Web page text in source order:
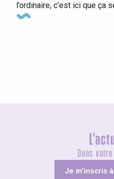
l’ordinaire, c’est ici que ça
Dans
Je m'inscris